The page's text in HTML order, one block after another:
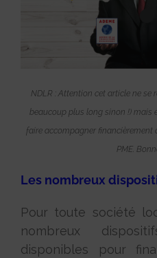
NDLR : Attention cet article ne se
beaucoup plus long sinon !) mais
faire accompagner financièrement
PME.
Les nombreux
Pour toute société
nombreux
disponibles pour